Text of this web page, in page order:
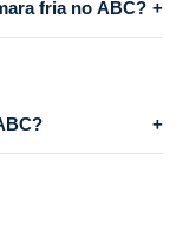
fria no ABC? +
+